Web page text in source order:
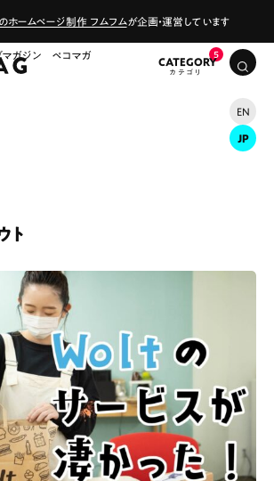
ホームページ制作 フムフムが企画・運営しています
マガジン ペコマガ
CATEGORY
EN
JP
ンチ # スイーツ
すすめ # 女子旅におすすめ
イクアウト # パン # コーヒー
Life
News
ト